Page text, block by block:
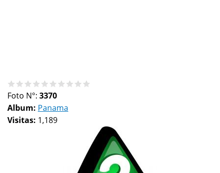
Foto N°: 3370
Album: Panama
Visitas: 1,189